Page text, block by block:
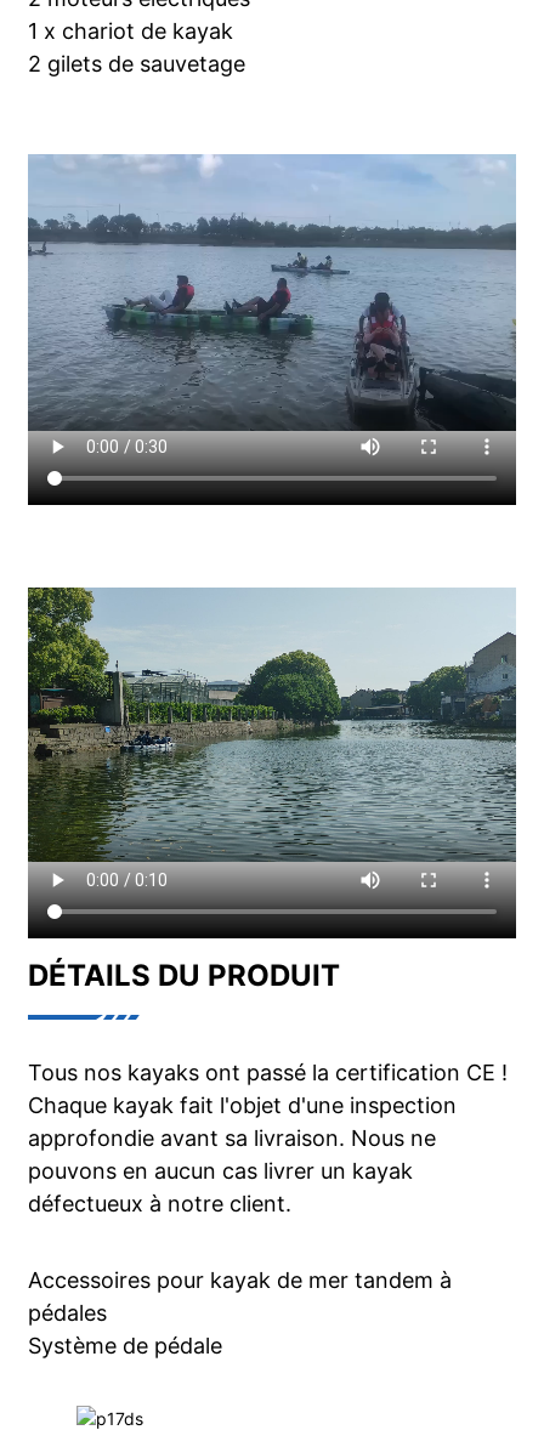
1 x chariot de kayak
2 gilets de sauvetage
DÉTAILS DU PRODUIT
Tous nos kayaks ont passé la certification CE !
Chaque kayak fait l'objet d'une inspection
approfondie avant sa livraison. Nous ne
pouvons en aucun cas livrer un kayak
défectueux à notre client.
Accessoires pour kayak de mer tandem à
pédales
Système de pédale